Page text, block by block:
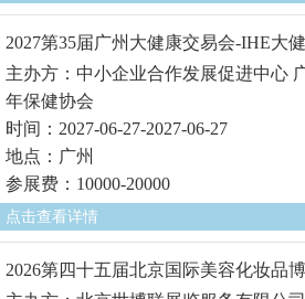
2027第35届广州大健康交易会-IHE大
主办方：中小企业合作发展促进中心
年保健协会
时间：2027-06-27-2027-06-27
地点：广州
参展费：10000-20000
点击查看详情
2026第四十五届北京国际美容化妆品